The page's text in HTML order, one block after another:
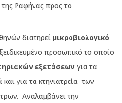
της Ραφήνας προς το
διατηρεί μικροβιολογικό
προσωπικό το οποίο
εξετάσεων για τα
για τα κτηνιατρεία των
Αναλαμβάνει την